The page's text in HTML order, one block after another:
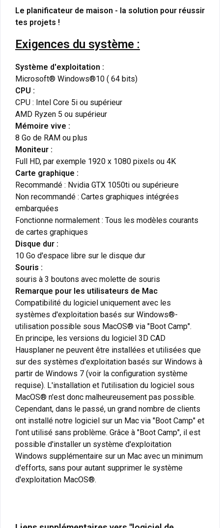
Le planificateur de maison - la solution pour réussir
tes projets !
Exigences du système :
Système d'exploitation :
Microsoft® Windows®10 ( 64 bits)
CPU :
CPU : Intel Core 5i ou supérieur
AMD Ryzen 5 ou supérieur
Mémoire vive :
8 Go de RAM ou plus
Moniteur :
Full HD, par exemple 1920 x 1080 pixels ou 4K
Carte graphique :
Recommandé : Nvidia GTX 1050ti ou supérieure
Non recommandé : Cartes graphiques intégrées
embarquées
Fonctionne normalement : Tous les modèles courants
de cartes graphiques
Disque dur :
10 Go d'espace libre sur le disque dur
Souris :
souris à 3 boutons avec molette de souris
Remarque pour les utilisateurs de Mac
Compatibilité du logiciel uniquement avec les
systèmes d'exploitation basés sur Windows®-
utilisation possible sous MacOS® via "Boot Camp".
En principe, les versions du logiciel 3D CAD
Hausplaner ne peuvent être installées et utilisées que
sur des systèmes d'exploitation basés sur Windows à
partir de Windows 7 (voir la configuration système
requise). L'installation et l'utilisation du logiciel sous
MacOS® n'est donc malheureusement pas possible.
Cependant, dans le passé, un grand nombre de clients
ont installé notre logiciel sur un Mac via "Boot Camp" et
l'ont utilisé sans problème. Grâce à "Boot Camp", il est
possible d'installer un système d'exploitation
Windows supplémentaire sur un Mac avec un minimum
d'efforts, sans pour autant supprimer le système
d'exploitation MacOS®.